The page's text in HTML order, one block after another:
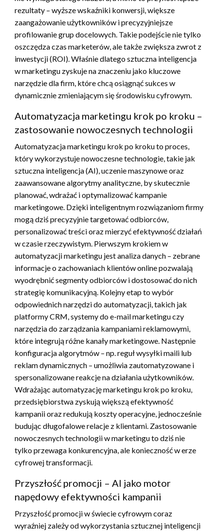
rezultaty – wyższe wskaźniki konwersji, większe
zaangażowanie użytkowników i precyzyjniejsze
profilowanie grup docelowych. Takie podejście nie tylko
oszczędza czas marketerów, ale także zwiększa zwrot z
inwestycji (ROI). Właśnie dlatego sztuczna inteligencja
w marketingu zyskuje na znaczeniu jako kluczowe
narzędzie dla firm, które chcą osiągnąć sukces w
dynamicznie zmieniającym się środowisku cyfrowym.
Automatyzacja marketingu krok po kroku –
zastosowanie nowoczesnych technologii
Automatyzacja marketingu krok po kroku to proces,
który wykorzystuje nowoczesne technologie, takie jak
sztuczna inteligencja (AI), uczenie maszynowe oraz
zaawansowane algorytmy analityczne, by skutecznie
planować, wdrażać i optymalizować kampanie
marketingowe. Dzięki inteligentnym rozwiązaniom firmy
mogą dziś precyzyjnie targetować odbiorców,
personalizować treści oraz mierzyć efektywność działań
w czasie rzeczywistym. Pierwszym krokiem w
automatyzacji marketingu jest analiza danych – zebrane
informacje o zachowaniach klientów online pozwalają
wyodrębnić segmenty odbiorców i dostosować do nich
strategię komunikacyjną. Kolejny etap to wybór
odpowiednich narzędzi do automatyzacji, takich jak
platformy CRM, systemy do e-mail marketingu czy
narzędzia do zarządzania kampaniami reklamowymi,
które integrują różne kanały marketingowe. Następnie
konfiguracja algorytmów – np. reguł wysyłki maili lub
reklam dynamicznych – umożliwia zautomatyzowane i
spersonalizowane reakcje na działania użytkowników.
Wdrażając automatyzację marketingu krok po kroku,
przedsiębiorstwa zyskują większą efektywność
kampanii oraz redukują koszty operacyjne, jednocześnie
budując długofalowe relacje z klientami. Zastosowanie
nowoczesnych technologii w marketingu to dziś nie
tylko przewaga konkurencyjna, ale konieczność w erze
cyfrowej transformacji.
Przyszłość promocji – AI jako motor
napędowy efektywności kampanii
Przyszłość promocji w świecie cyfrowym coraz
wyraźniej zależy od wykorzystania sztucznej inteligencji